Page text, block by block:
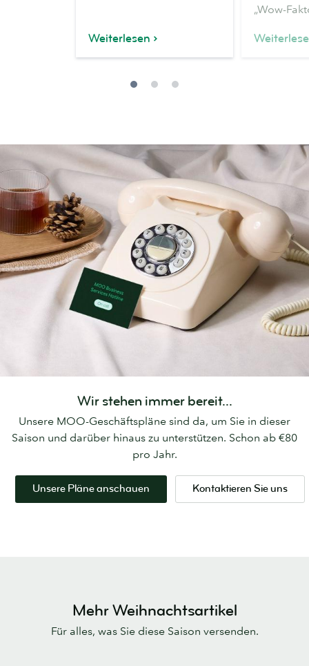
Weiterlesen
„Wow-
Wir stehen immer bereit...
Unsere MOO-Geschäftspläne sind da, um Sie in dieser
Saison und darüber hinaus zu unterstützen. Schon ab €80
pro Jahr.
Unsere Pläne anschauen Kontaktieren Sie uns
Mehr Weihnachtsartikel
Für alles, was Sie diese Saison versenden.